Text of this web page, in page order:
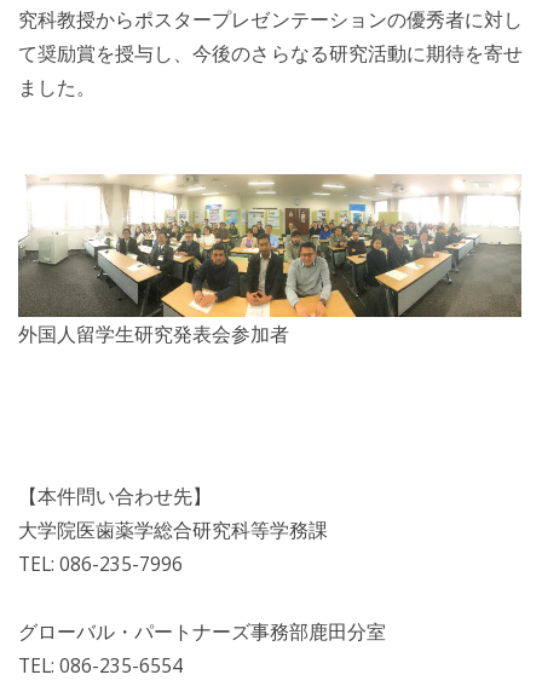
究科教授からポスタープレゼンテーションの優秀者に対し
て奨励賞を授与し、今後のさらなる研究活動に期待を寄せ
ました。
外国人留学生研究発表会参加者
【本件問い合わせ先】
大学院医歯薬学総合研究科等学務課
TEL: 086-235-7996
グローバル・パートナーズ事務部鹿田分室
TEL: 086-235-6554